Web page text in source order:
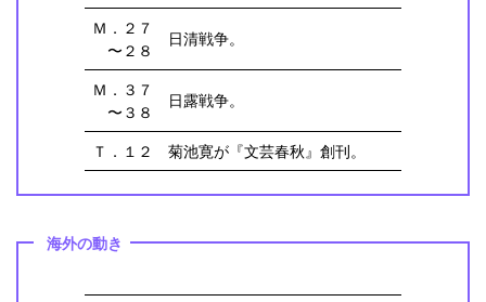
Ｍ．２７
〜２８
日清戦争。
Ｍ．３７
〜３８
日露戦争。
Ｔ．１２ 菊池寛が『文芸春秋』創刊。
海外の動き